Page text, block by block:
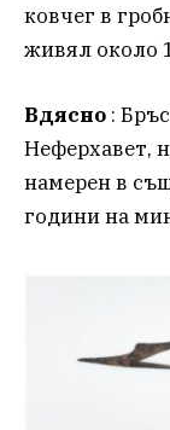
ковчег в
живял около
Вдясно :
Неферхавет,
намерен в
години на